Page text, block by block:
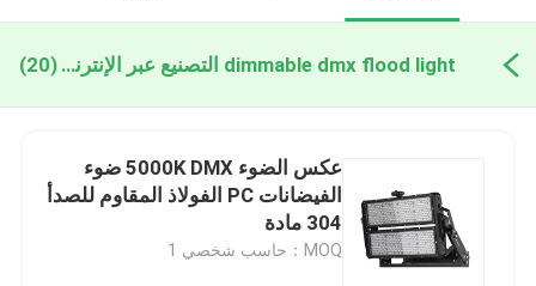
dimmable dmx flood light التصنيع عبر الإنترنت (20)
عكس الضوء 5000K DMX ضوء
الفيضانات PC الفولاذ المقاوم للصدأ
304 مادة
MOQ：حاسب شخصي 1